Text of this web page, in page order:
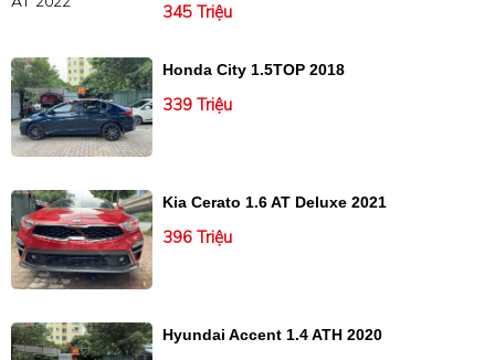
345 Triệu
Honda City 1.5TOP 2018
339 Triệu
Kia Cerato 1.6 AT Deluxe 2021
396 Triệu
Hyundai Accent 1.4 ATH 2020